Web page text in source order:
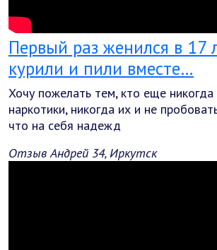
Первый раз женился в 17
курили и пили вместе…
Хочу пожелать тем, кто еще
наркотики, никогда их и не
что на себя надежд
Отзыв Андрей 34, Иркутск